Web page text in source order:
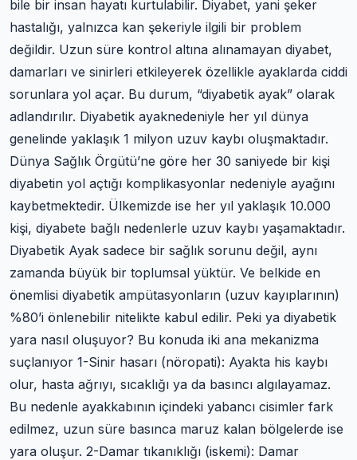
bile bir insan hayatı kurtulabilir. Diyabet, yani şeker
hastalığı, yalnızca kan şekeriyle ilgili bir problem
değildir. Uzun süre kontrol altına alınamayan diyabet,
damarları ve sinirleri etkileyerek özellikle ayaklarda ciddi
sorunlara yol açar. Bu durum, “diyabetik ayak” olarak
adlandırılır. Diyabetik ayaknedeniyle her yıl dünya
genelinde yaklaşık 1 milyon uzuv kaybı oluşmaktadır.
Dünya Sağlık Örgütü’ne göre her 30 saniyede bir kişi
diyabetin yol açtığı komplikasyonlar nedeniyle ayağını
kaybetmektedir. Ülkemizde ise her yıl yaklaşık 10.000
kişi, diyabete bağlı nedenlerle uzuv kaybı yaşamaktadır.
Diyabetik Ayak sadece bir sağlık sorunu değil, aynı
zamanda büyük bir toplumsal yüktür. Ve belkide en
önemlisi diyabetik ampütasyonların (uzuv kayıplarının)
%80’i önlenebilir nitelikte kabul edilir. Peki ya diyabetik
yara nasıl oluşuyor? Bu konuda iki ana mekanizma
suçlanıyor 1-Sinir hasarı (nöropati): Ayakta his kaybı
olur, hasta ağrıyı, sıcaklığı ya da basıncı algılayamaz.
Bu nedenle ayakkabının içindeki yabancı cisimler fark
edilmez, uzun süre basınca maruz kalan bölgelerde ise
yara oluşur. 2-Damar tıkanıklığı (iskemi): Damar